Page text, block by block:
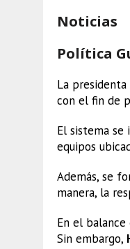
Noticias
Política
La presidenta
con el fin de
El sistema se
equipos
Además, se
manera, la
En el
Sin embargo,